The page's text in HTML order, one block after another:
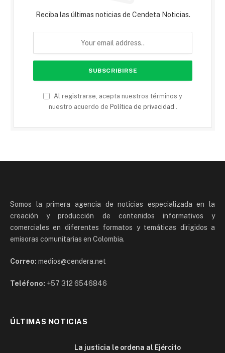
Reciba las últimas noticias de Cendeta Noticias.
Al registrarse, acepta nuestros términos y
nuestro acuerdo de Política de privacidad .
Somos la primera agencia de noticias especializada en la
creación y producción de contenidos informativos y
comerciales en diferentes formatos y temáticas dirigidos a
emisoras comunitarias en Colombia.
Correo: medios@cendera.net
Teléfono: +57 312 6546846
ÚLTIMAS NOTICIAS
La justicia le ordena al Ejército